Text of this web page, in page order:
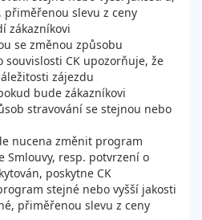
slevu z ceny
zákazníkovi
se změnou způsobu
souvislosti CK upozorňuje, že
zájezdu
bude zákazníkovi
stravování se stejnou nebo
nucena změnit program
Smlouvy, resp. potvrzení o
poskytne CK
stejné nebo vyšší jakosti
přiměřenou slevu z ceny